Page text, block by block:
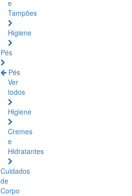
e
Tampões
Higiene
Pés
Pés
Ver
todos
Higiene
Cremes
e
Hidratantes
Cuidados
de
Corpo